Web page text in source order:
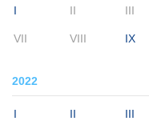
I II III
VII VIII IX
2022
I II III